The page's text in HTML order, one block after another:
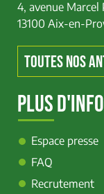
4, avenue Marcel
13100 Aix-en-
TOUTES NOS
PLUS
Espace presse
FAQ
Recrutement